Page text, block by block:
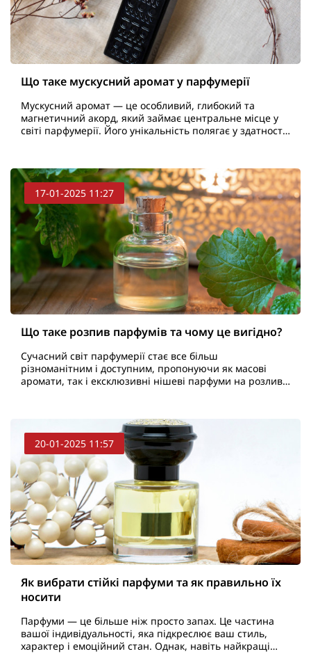
Що таке мускусний аромат у парфумерії
Мускусний аромат — це особливий, глибокий та
магнетичний акорд, який займає центральне місце у
світі парфумерії. Його унікальність полягає у здатності
17-01-2025 11:27
Що таке розпив парфумів та чому це вигідно?
Сучасний світ парфумерії стає все більш
різноманітним і доступним, пропонуючи як масові
аромати, так і ексклюзивні нішеві парфуми на розлив.
20-01-2025 11:57
Як вибрати стійкі парфуми та як правильно їх
носити
Парфуми — це більше ніж просто запах. Це частина
вашої індивідуальності, яка підкреслює ваш стиль,
характер і емоційний стан. Однак, навіть найкращі